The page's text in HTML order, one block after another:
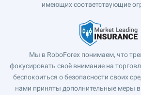
имеющих соответствующие
Мы в RoboForex понимаем, что
фокусировать своё внимание на
беспокоиться о безопасности своих
нами приняты дополнительные меры